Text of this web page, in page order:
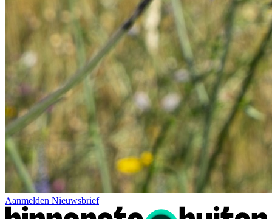
Aanmelden Nieuwsbrief